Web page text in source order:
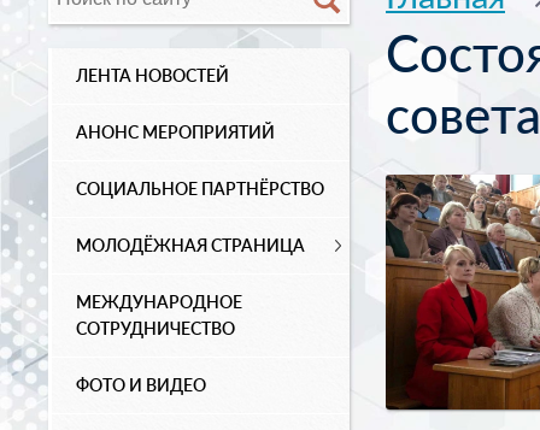
ЛЕНТА НОВОСТЕЙ
АНОНС МЕРОПРИЯТИЙ
СОЦИАЛЬНОЕ ПАРТНЁРСТВО
МОЛОДЁЖНАЯ СТРАНИЦА
МЕЖДУНАРОДНОЕ
СОТРУДНИЧЕСТВО
ФОТО И ВИДЕО